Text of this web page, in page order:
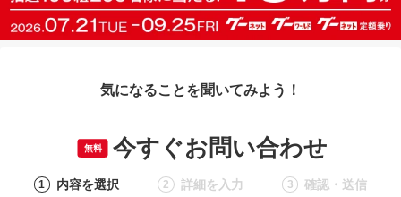
気になることを聞いてみよう！
無料 今すぐお問い合わせ
1 内容を選択 2 詳細を入力 3 確認・送信